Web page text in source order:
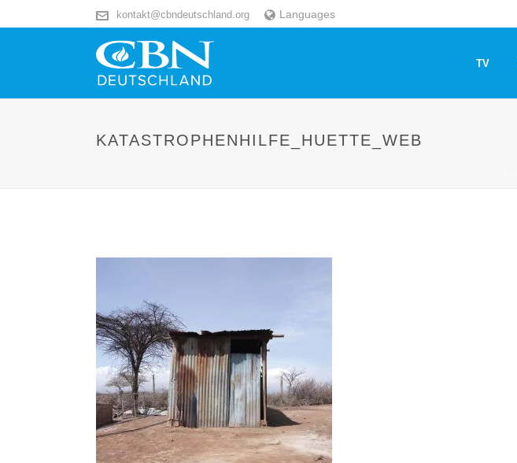
kontakt@cbndeutschland.org Languages
TV
KATASTROPHENHILFE_HUETTE_WEB